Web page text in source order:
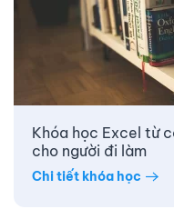
Khóa học Excel từ
cho người đi làm
Chi tiết khóa học